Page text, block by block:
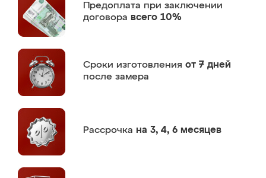
Предоплата при заключении
договора всего 10%
Сроки изготовления от 7 дней
после замера
Рассрочка на 3, 4, 6 месяцев